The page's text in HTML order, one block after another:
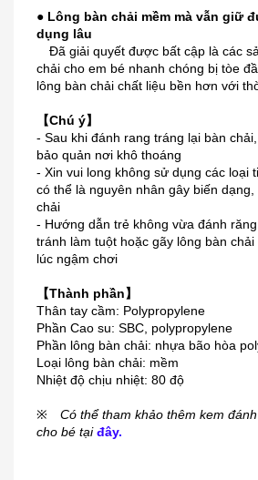
● Lông bàn chải mềm mà vẫn giữ
dụng lâu
Đã giải quyết được bất cập là các
chải cho em bé nhanh chóng bị tòe
lông bàn chải chất liệu bền hơn với
【Chú ý】
- Sau khi đánh rang tráng lại bàn
bảo quản nơi khô thoáng
- Xin vui long không sử dụng các loại
có thể là nguyên nhân gây biến
chải
- Hướng dẫn trẻ không vừa đánh
tránh làm tuột hoặc gãy lông bàn
lúc ngậm chơi
【Thành phần】
Thân tay cầm: Polypropylene
Phần Cao su: SBC, polypropylene
Phần lông bàn chải: nhựa bão hòa
Loại lông bàn chải: mềm
Nhiệt độ chịu nhiệt: 80 độ
※ Có thể tham khảo thêm kem
cho bé tại đây.
Dung dịch trị